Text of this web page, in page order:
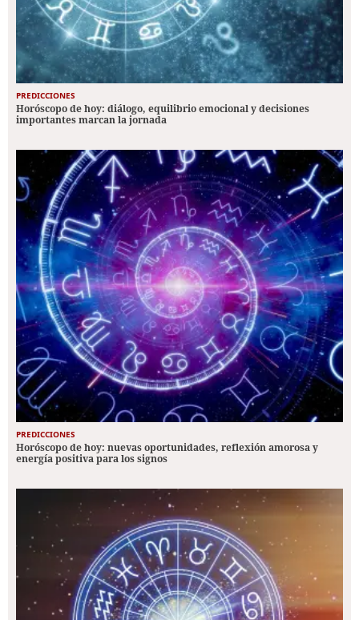
PREDICCIONES
Horóscopo de hoy: diálogo, equilibrio emocional y decisiones
importantes marcan la jornada
PREDICCIONES
Horóscopo de hoy: nuevas oportunidades, reflexión amorosa y
energía positiva para los signos